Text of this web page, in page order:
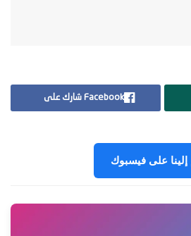
Facebook شارك على
إلينا على فيسبوك